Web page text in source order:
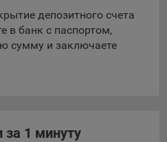
депозитного счета
в банк с паспортом,
сумму и заключаете
1 минуту